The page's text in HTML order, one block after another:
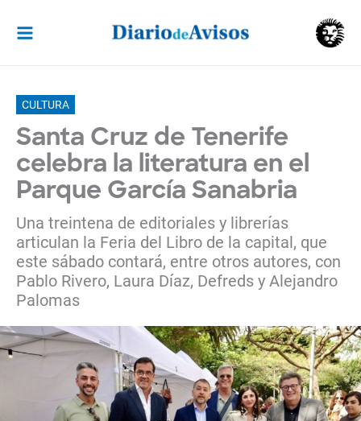
contenido
CULTURA
Santa Cruz de Tenerife
celebra la literatura en el
Parque García Sanabria
Una treintena de editoriales y librerías
articulan la Feria del Libro de la capital, que
este sábado contará, entre otros autores, con
Pablo Rivero, Laura Díaz, Defreds y Alejandro
Palomas